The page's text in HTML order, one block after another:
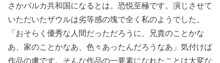
さかバルカ共和国になるとは。恐悦至極です。演じさせて
いただいたザウルは劣等感の塊で全く私のようでした。
「おそらく優秀な人間だっただろうに、兄貴のことかな
あ、家のことかなあ、色々あったんだろうなあ」気付けば
作品の虜です。そんな作品の一要素になれたことは大変な